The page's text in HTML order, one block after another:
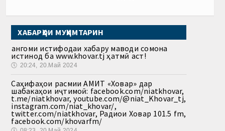
ХАБАРҲОИ МУҲИМТАРИН
Ҳангоми истифодаи хабару маводи сомона
истинод ба www.khovar.tj ҳатмӣ аст!
🕔 20:24, 20.Май 2024
Саҳифаҳои расмии АМИТ «Ховар» дар
шабакаҳои иҷтимоӣ: facebook.com/niatkhovar,
t.me/niatkhovar, youtube.com/@niat_Khovar_tj,
instagram.com/niat_khovar/,
twitter.com/niatkhovar, Радиои Ховар 101.5 fm,
facebook.com/khovarfm/